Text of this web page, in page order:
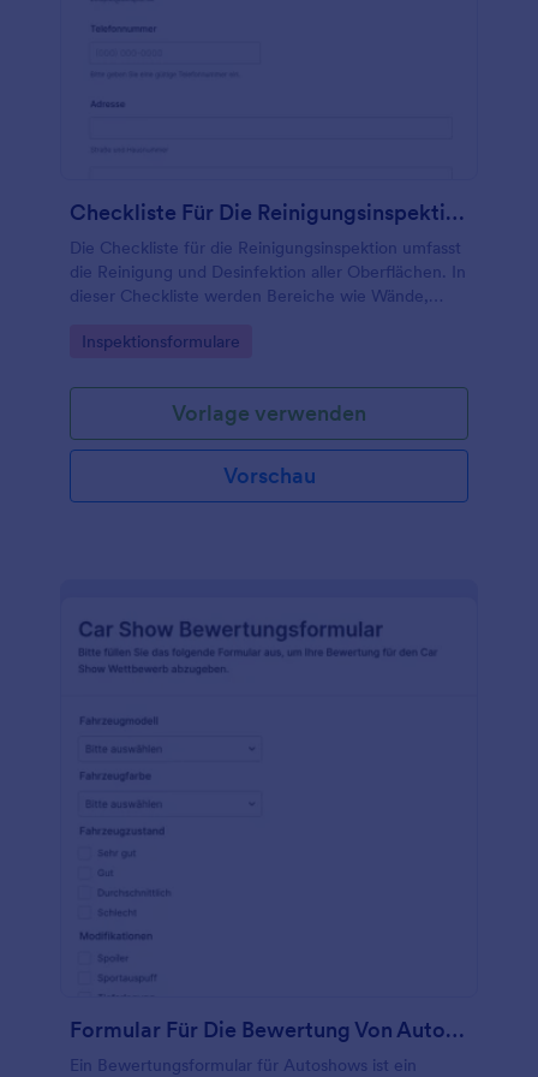
Checkliste Für Die Reinigungsinspektion
Die Checkliste für die Reinigungsinspektion umfasst
die Reinigung und Desinfektion aller Oberflächen. In
dieser Checkliste werden Bereiche wie Wände,
Lebensmittelkontaktflächen und vieles mehr
Computer, Tablet oder Smartphone ausfüllen und
alle Einsendungen werden sicher in Ihrem Online-
Jotform-Konto gespeichert – und können von Ihnen
und Ihrem Team problemlos überprüft werden.
Go to Category:
Inspektionsformulare
Vorlage verwenden
Vorschau
Formular Für Die Bewertung Von Autoshows
Ein Bewertungsformular für Autoshows ist ein